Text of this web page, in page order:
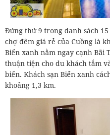
Đứng thứ 9 trong danh sách 15
chợ đêm giá rẻ của Cuồng là
Biển xanh nằm ngay cạnh Bãi
thuận tiện cho du khách tắm
biển. Khách sạn Biển xanh
khoảng 1,3 km.